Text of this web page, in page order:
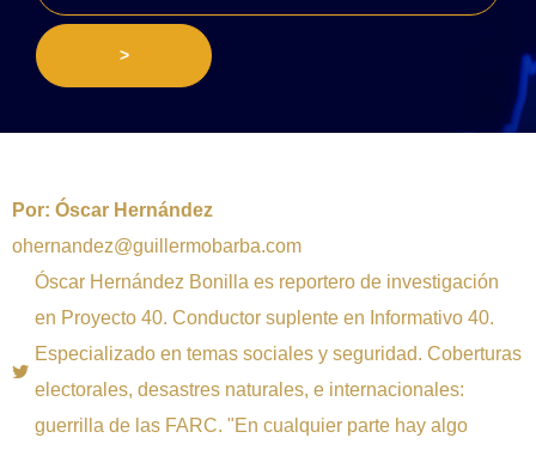
>
Por: Óscar Hernández
ohernandez@guillermobarba.com
Óscar Hernández Bonilla es reportero de investigación
en Proyecto 40. Conductor suplente en Informativo 40.
Especializado en temas sociales y seguridad. Coberturas
electorales, desastres naturales, e internacionales:
guerrilla de las FARC. "En cualquier parte hay algo